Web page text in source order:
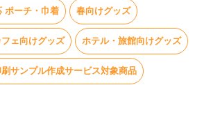
ポーチ・巾着 春向けグッズ
フェ向けグッズ ホテル・旅館向けグッズ
刷サンプル作成サービス対象商品